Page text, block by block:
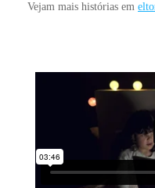
Vejam mais histórias em